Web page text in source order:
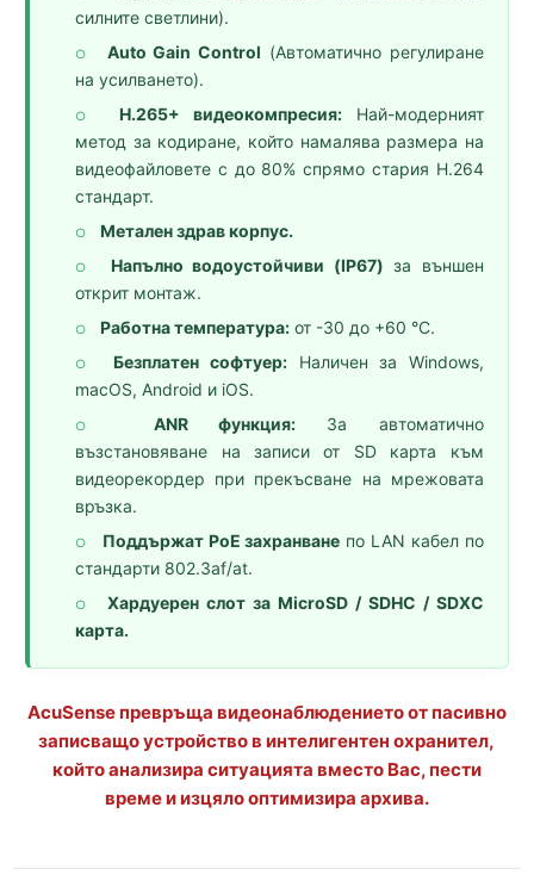
силните светлини).
○ Auto Gain Control (Автоматично регулиране
на усилването).
○ H.265+ видеокомпресия:Най-модерният
метод за кодиране, който намалява размера на
видеофайловете с до 80% спрямо стария H.264
стандарт.
○ Метален здрав корпус.
○ Напълно водоустойчиви (IP67) за външен
открит монтаж.
○ Работна температура: от -30 до +60 °C.
○ Безплатен софтуер: Наличен за Windows,
macOS, Android и iOS.
○ ANR функция: За автоматично
възстановяване на записи от SD карта към
видеорекордер при прекъсване на мрежовата
връзка.
○ Поддържат PoE захранване по LAN кабел по
стандарти 802.3af/at.
○
Хардуерен слот за MicroSD / SDHC / SDXC
карта.
AcuSense превръща видеонаблюдението от пасивно
записващо устройство в интелигентен охранител,
който анализира ситуацията вместо Вас, пести
време и изцяло оптимизира архива.